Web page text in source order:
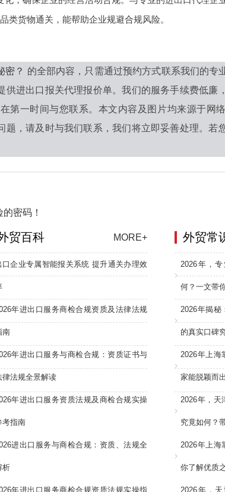
类货物通关，能帮助企业规避合规风险。
密？ 的全部内容，只需通过预约方式联系我们的专
进出口报关代理报价单。我们的服务手续费低廉
第一时间与您联系。本文内容及图片均来源于网
题，请及时与我们联系，我们将立即妥善处理。若
密码！
外贸常
2026年，
何？一文带
2026年揭秘
的真实口碑
2026年上海
家能脱颖而
2026年，天
究竟如何？
2026年上海
你了解优质
2026年，
贸百科 MORE+
口企业专属智能报关系统 提升通关办理效
年进出口服务商检合规资质及法律法规
南
年进出口服务与商检合规：资质证书与
律法规全景解读
年进出口服务资质法规及商检合规实操
考指南
进出口服务与商检合规：资质、法规全
析
年进出口服务商检合规资质法规实操指